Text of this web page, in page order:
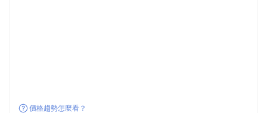
價格趨勢怎麼看？